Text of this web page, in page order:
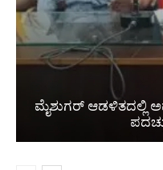
ಮೈಶುಗರ್ ಆಡಳಿತದಲ್ಲಿ